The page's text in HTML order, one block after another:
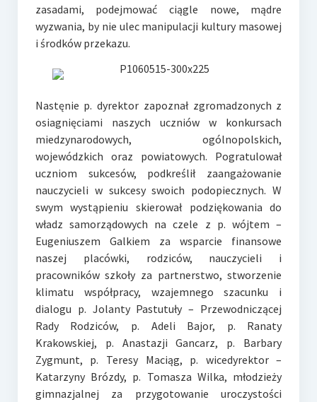
zasadami, podejmować ciągle nowe, mądre
wyzwania, by nie ulec manipulacji kultury masowej
i środków przekazu.
Nastęnie p. dyrektor zapoznał zgromadzonych z
osiagnięciami naszych uczniów w konkursach
miedzynarodowych, ogólnopolskich,
wojewódzkich oraz powiatowych. Pogratulował
uczniom sukcesów, podkreślił zaangażowanie
nauczycieli w sukcesy swoich podopiecznych. W
swym wystąpieniu skierował podziękowania do
władz samorządowych na czele z p. wójtem –
Eugeniuszem Galkiem za wsparcie finansowe
naszej placówki, rodziców, nauczycieli i
pracowników szkoły za partnerstwo, stworzenie
klimatu współpracy, wzajemnego szacunku i
dialogu p. Jolanty Pastutuły – Przewodniczącej
Rady Rodziców, p. Adeli Bajor, p. Ranaty
Krakowskiej, p. Anastazji Gancarz, p. Barbary
Zygmunt, p. Teresy Maciąg, p. wicedyrektor –
Katarzyny Brózdy, p. Tomasza Wilka, młodzieży
gimnazjalnej za przygotowanie uroczystości